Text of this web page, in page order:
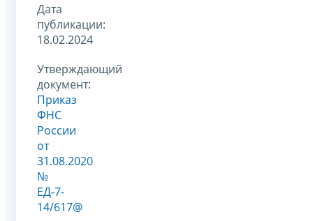
Дата
публикации:
18.02.2024
Утверждающий
документ:
Приказ
ФНС
России
от
31.08.2020
№
ЕД-7-
14/617@